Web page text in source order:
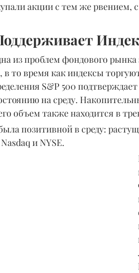
акции с тем же рвением,
из проблем фондового
в то время как индексы
S&P 500
на среду.
объем также находится в
позитивной в среду:
и NYSE.